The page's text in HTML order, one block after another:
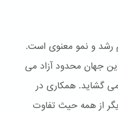
رشد و نمو معنوی است.
این جهان محدود آزاد می
گشاید. همکاری در
از همه حیث تفاوت